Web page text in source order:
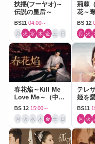
扶揺(フーヤオ)～
伝説の皇后～
BS11 04:00～
月 火 水 木 金 土 日
荊棘
花～
（中
BS 12
月 火
春花焔～Kill Me
Love Me～（中国
ドラマ）
BS 12 15:00～
月 火 水 木 金 土 日
テレ
姫を
BS11
月 火